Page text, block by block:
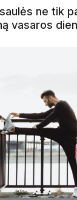
ne tik
vasaros